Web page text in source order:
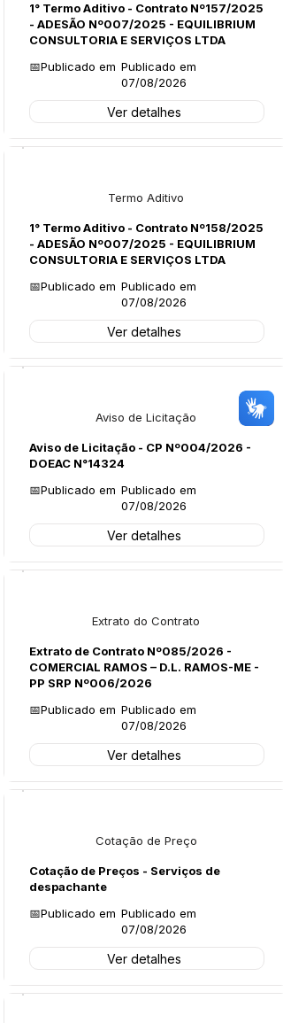
1° Termo Aditivo - Contrato Nº157/2025
- ADESÃO Nº007/2025 - EQUILIBRIUM
CONSULTORIA E SERVIÇOS LTDA
📅Publicado em Publicado em
07/08/2026
Ver detalhes
Termo Aditivo
1° Termo Aditivo - Contrato Nº158/2025
- ADESÃO Nº007/2025 - EQUILIBRIUM
CONSULTORIA E SERVIÇOS LTDA
📅Publicado em Publicado em
07/08/2026
Ver detalhes
Aviso de Licitação
Aviso de Licitação - CP Nº004/2026 -
DOEAC N°14324
📅Publicado em Publicado em
07/08/2026
Ver detalhes
Extrato do Contrato
Extrato de Contrato Nº085/2026 -
COMERCIAL RAMOS – D.L. RAMOS-ME -
PP SRP Nº006/2026
📅Publicado em Publicado em
07/08/2026
Ver detalhes
Cotação de Preço
Cotação de Preços - Serviços de
despachante
📅Publicado em Publicado em
07/08/2026
Ver detalhes